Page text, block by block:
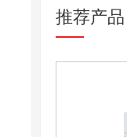
推荐产品